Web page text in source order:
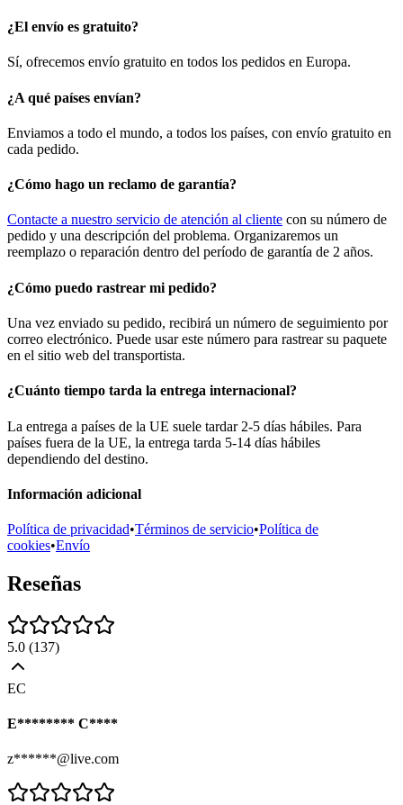
¿El envío es gratuito?
Sí, ofrecemos envío gratuito en todos los pedidos en Europa.
¿A qué países envían?
Enviamos a todo el mundo, a todos los países, con envío gratuito en
cada pedido.
¿Cómo hago un reclamo de garantía?
Contacte a nuestro servicio de atención al cliente con su número de
pedido y una descripción del problema. Organizaremos un
reemplazo o reparación dentro del período de garantía de 2 años.
¿Cómo puedo rastrear mi pedido?
Una vez enviado su pedido, recibirá un número de seguimiento por
correo electrónico. Puede usar este número para rastrear su paquete
en el sitio web del transportista.
¿Cuánto tiempo tarda la entrega internacional?
La entrega a países de la UE suele tardar 2-5 días hábiles. Para
países fuera de la UE, la entrega tarda 5-14 días hábiles
dependiendo del destino.
Información adicional
Política de privacidad•Términos de servicio•Política de
cookies•Envío
Reseñas
5.0 (137)
EC
E******** C****
z******@live.com